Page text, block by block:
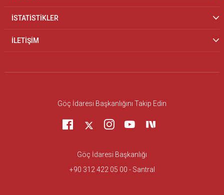
İSTATİSTİKLER
İLETİŞİM
Göç İdaresi Başkanlığını Takip Edin
Göç İdaresi Başkanlığı
+90 312 422 05 00 - Santral